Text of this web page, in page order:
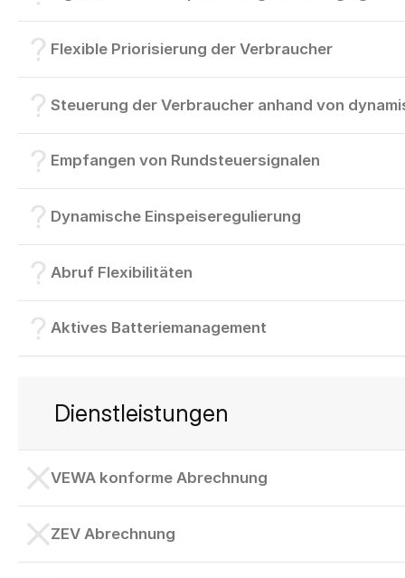
Flexible Priorisierung der Verbraucher
Steuerung der Verbraucher anhand von
Empfangen von Rundsteuersignalen
Dynamische Einspeiseregulierung
Abruf Flexibilitäten
Aktives Batteriemanagement
Dienstleistungen
VEWA konforme Abrechnung
ZEV Abrechnung